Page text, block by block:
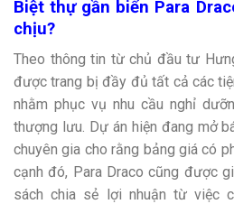
Biệt thự gần biển Para
chịu?
Theo thông tin từ chủ đầu tư
được trang bị đầy đủ tất cả các
nhằm phục vụ nhu cầu nghỉ
thượng lưu. Dự án hiện đang mở
chuyên gia cho rằng bảng giá có
cạnh đó, Para Draco cũng được
sách chia sẻ lợi nhuận từ việc